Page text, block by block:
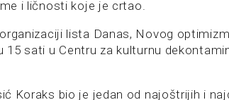
i ličnosti koje je crtao.
lista Danas, Novog
15 sati u Centru za kulturnu
Koraks bio je jedan od najoštrijih i